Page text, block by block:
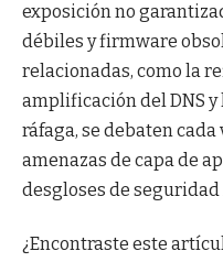
exposición no
débiles y firmware
relacionadas, como la
amplificación del DNS y
ráfaga, se debaten
amenazas de capa de
desgloses de seguridad
¿Encontraste este